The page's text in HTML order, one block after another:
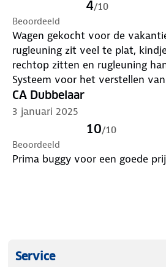
boodschappenmand en in de
geheim opbergvak voor kleine
telefoon en sleutels.
De buggy wordt geleverd met
voor extra flexibiliteit.
Kenmerken
Geschikt vanaf circa 6
Afmetingen ingeklapt: 57 ×
Wendbaar met één hand
Rem te bedienen met één
Uitklapbare zonnekap met
4/10
Beoordeeld
Wagen gekocht voor de
rugleuning zit veel te plat,
rechtop zitten en rugleuning
Systeem voor het verstellen
onhandig. Als het kindje er in zit
met 3 handen! Verder rijd hij
CA Dubbelaar
3 januari 2025
10/10
Beoordeeld
Prima buggy voor een goede
Service